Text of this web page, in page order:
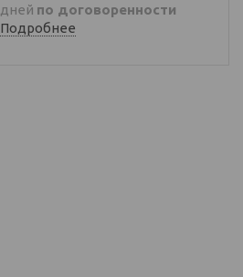
дней по договоренности
Подробнее